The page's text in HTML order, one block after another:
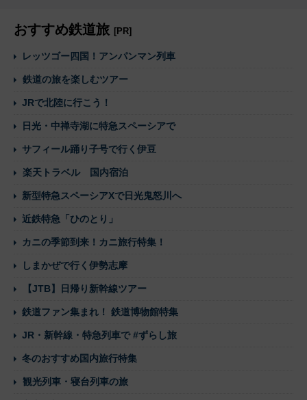
おすすめ鉄道旅 [PR]
レッツゴー四国！アンパンマン列車
鉄道の旅を楽しむツアー
JRで北陸に行こう！
日光・中禅寺湖に特急スペーシアで
サフィール踊り子号で行く伊豆
楽天トラベル 国内宿泊
新型特急スペーシアXで日光鬼怒川へ
近鉄特急「ひのとり」
カニの季節到来！カニ旅行特集！
しまかぜで行く伊勢志摩
【JTB】日帰り新幹線ツアー
鉄道ファン集まれ！ 鉄道博物館特集
JR・新幹線・特急列車で #ずらし旅
冬のおすすめ国内旅行特集
観光列車・寝台列車の旅